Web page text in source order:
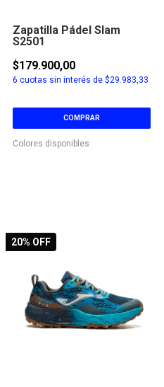
Zapatilla Pádel Slam
S2501
$179.900,00
6 cuotas sin interés de $29.983,33
COMPRAR
Colores disponibles
20% OFF